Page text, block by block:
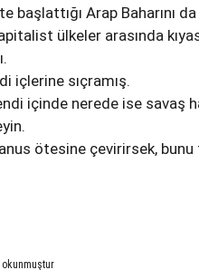
başlattığı Arap Baharını
ülkeler arasında
içlerine sıçramış.
içinde nerede ise savaş
ötesine çevirirsek,